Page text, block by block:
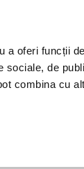
a oferi funcții
sociale, de
combina cu